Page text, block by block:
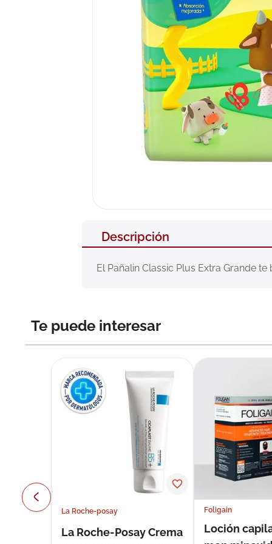
Descripción
El Pañalin Classic Plus Extra Grande
Te puede interesar
La Roche-posay
La Roche-Posay Crema
Foligain
Loción
pañales